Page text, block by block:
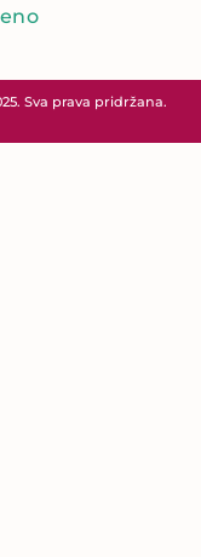
Sva prava pridržana.